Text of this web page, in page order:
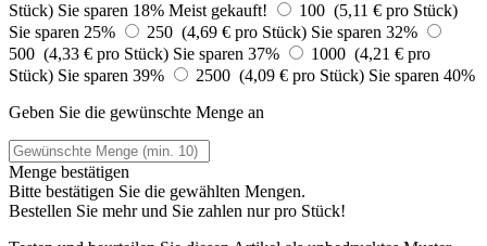
Stück) Sie sparen 18% Meist gekauft!
100 (5,11 € pro Stück)
Sie sparen 25%
250 (4,69 € pro Stück) Sie sparen 32%
500 (4,33 € pro Stück) Sie sparen 37%
1000 (4,21 € pro
Stück) Sie sparen 39% 2500 (4,09 € pro Stück) Sie sparen 40%
Geben Sie die gewünschte Menge an
Menge bestätigen
Bitte bestätigen Sie die gewählten Mengen.
Bestellen Sie mehr und Sie zahlen nurpro Stück!